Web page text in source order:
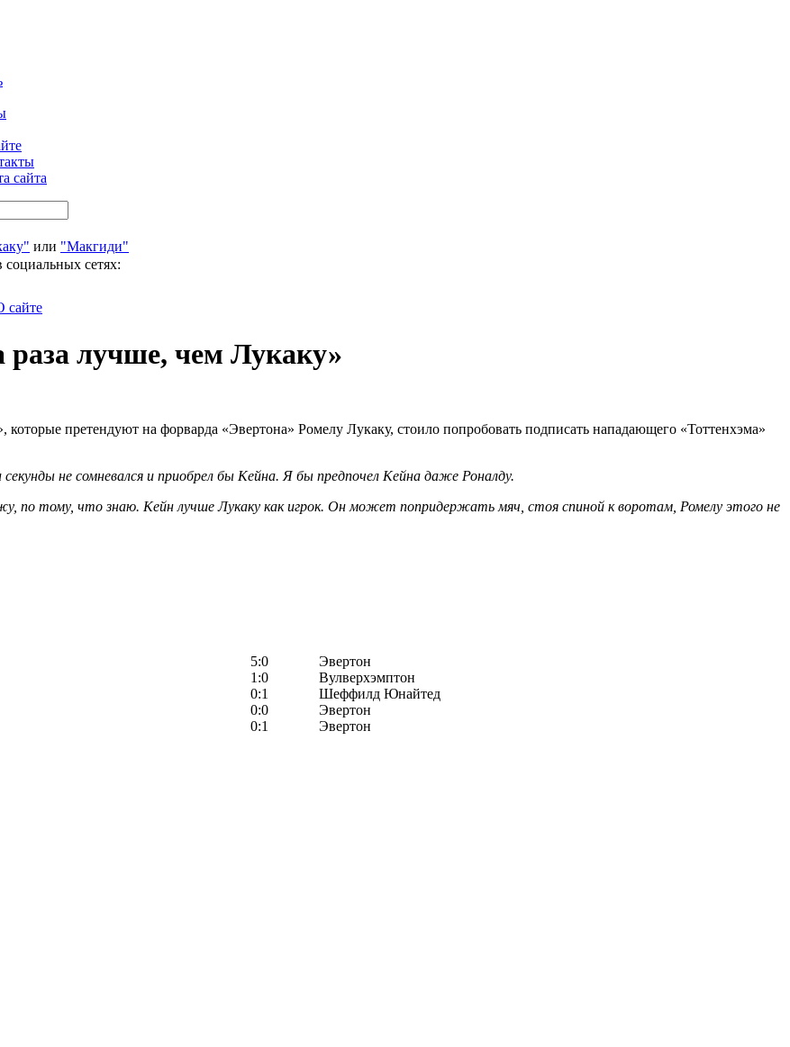
сайта
или "Макгиди"
социальных сетях:
сайте
раза лучше, чем Лукаку»
претендуют на форварда «Эвертона» Ромелу Лукаку, стоило попробовать подписать нападающего «Тоттенхэма»
не сомневался и приобрел бы Кейна. Я бы предпочел Кейна даже Роналду.
по тому, что знаю. Кейн лучше Лукаку как игрок. Он может попридержать мяч, стоя спиной к воротам, Ромелу этого не
5:0
Эвертон
1:0
Вулверхэмптон
0:1
Шеффилд Юнайтед
0:0
Эвертон
0:1
Эвертон